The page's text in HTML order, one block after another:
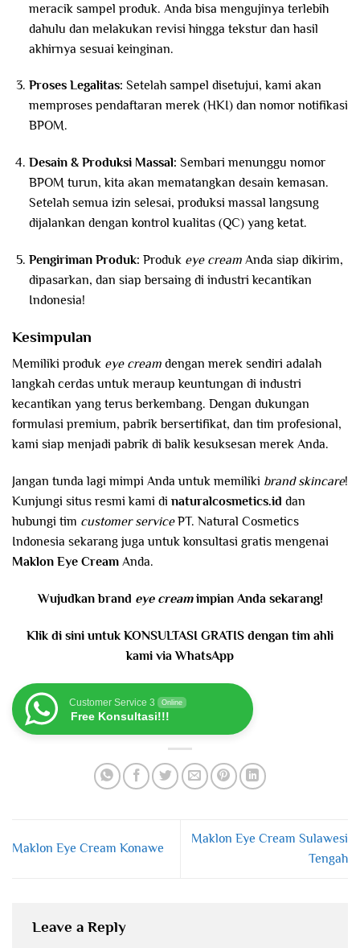
meracik sampel produk. Anda bisa mengujinya terlebih
dahulu dan melakukan revisi hingga tekstur dan hasil
akhirnya sesuai keinginan.
Proses Legalitas: Setelah sampel disetujui, kami akan
memproses pendaftaran merek (HKI) dan nomor notifikasi
BPOM.
Desain & Produksi Massal: Sembari menunggu nomor
BPOM turun, kita akan mematangkan desain kemasan.
Setelah semua izin selesai, produksi massal langsung
dijalankan dengan kontrol kualitas (QC) yang ketat.
Pengiriman Produk: Produk eye creamAnda siap dikirim,
dipasarkan, dan siap bersaing di industri kecantikan
Indonesia!
Kesimpulan
Memiliki produk eye cream dengan merek sendiri adalah
langkah cerdas untuk meraup keuntungan di industri
kecantikan yang terus berkembang. Dengan dukungan
formulasi premium, pabrik bersertifikat, dan tim profesional,
kami siap menjadi pabrik di balik kesuksesan merek Anda.
Jangan tunda lagi mimpi Anda untuk memiliki brand skincare!
Kunjungi situs resmi kami di naturalcosmetics.id dan
hubungi tim customer servicePT. Natural Cosmetics
Indonesia sekarang juga untuk konsultasi gratis mengenai
Maklon Eye Cream Anda.
Wujudkan brand eye creamimpian Anda sekarang!
Klik di sini untuk KONSULTASI GRATIS dengan tim ahli
kami via WhatsApp
Customer Service 3 Online
Free Konsultasi!!!
Maklon Eye Cream Konawe
Maklon Eye Cream Sulawesi
Tengah
Leave a Reply